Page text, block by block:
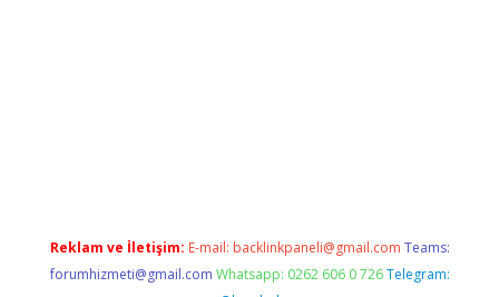
Reklam ve İletişim: E-mail: backlinkpaneli@gmail.com Teams:
forumhizmeti@gmail.com Whatsapp: 0262 606 0 726 Telegram: